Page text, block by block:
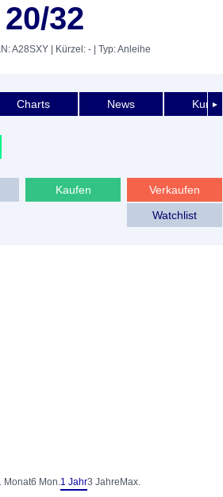
32
A28SXY | Kürzel: - | Typ: Anleihe
►
Charts News
Verkaufen
Kaufen
Watchlist
Monat6 Mon.1 Jahr3 Jahre Max.